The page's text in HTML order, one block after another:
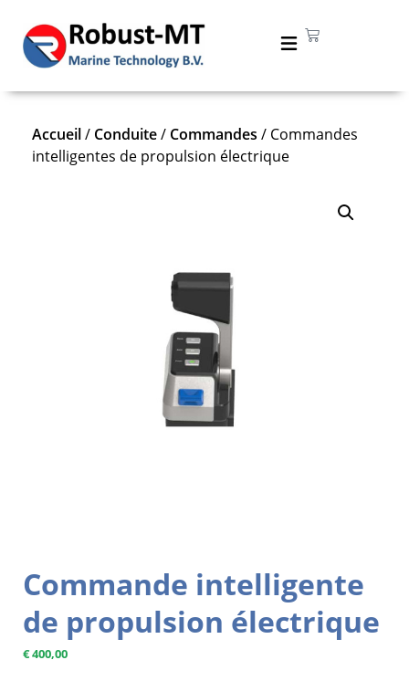
Commande intelligente
de propulsion électrique
€400,00
Accueil/ Conduite/ Commandes / Commandes
intelligentes de propulsion électrique